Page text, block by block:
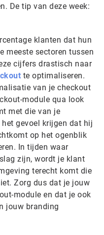
De tip van deze week:
klanten dat hun
meeste sectoren tussen
cijfers drastisch naar
te optimaliseren.
van je checkout
module qua look
met die van je
gevoel krijgen dat hij
op het ogenblik
In tijden waar
zijn, wordt je klant
terecht komt die
Zorg dus dat je jouw
module en dat je ook
jouw branding